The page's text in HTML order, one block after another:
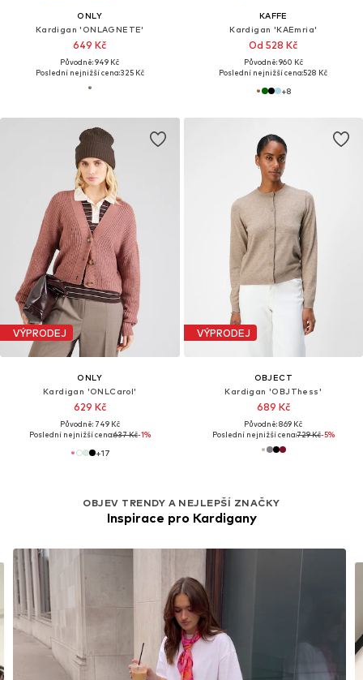
ONLY
Kardigan 'ONLAGNETE'
649 Kč
Původně: 949 Kč
Poslední nejnižší cena:325 Kč
KAFFE
Kardigan 'KAEmria'
Od 528 Kč
Původně: 960 Kč
Poslední nejnižší cena:528 Kč
+8
VÝPRODEJ
ONLY
Kardigan 'ONLCarol'
629 Kč
Původně: 749 Kč
Poslední nejnižší cena:637 Kč-1%
+17
VÝPRODEJ
OBJECT
Kardigan 'OBJThess'
689 Kč
Původně: 869 Kč
Poslední nejnižší cena:729 Kč-5%
OBJEV TRENDY A NEJLEPŠÍ ZNAČKY
Inspirace pro Kardigany